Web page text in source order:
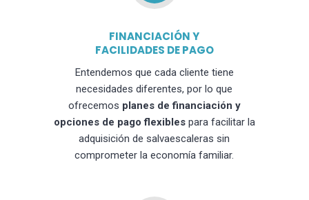
FINANCIACIÓN Y
FACILIDADES DE PAGO
Entendemos que cada cliente tiene
necesidades diferentes, por lo que
ofrecemos planes de financiación y
opciones de pago flexiblespara facilitar la
adquisición de salvaescaleras sin
comprometer la economía familiar.